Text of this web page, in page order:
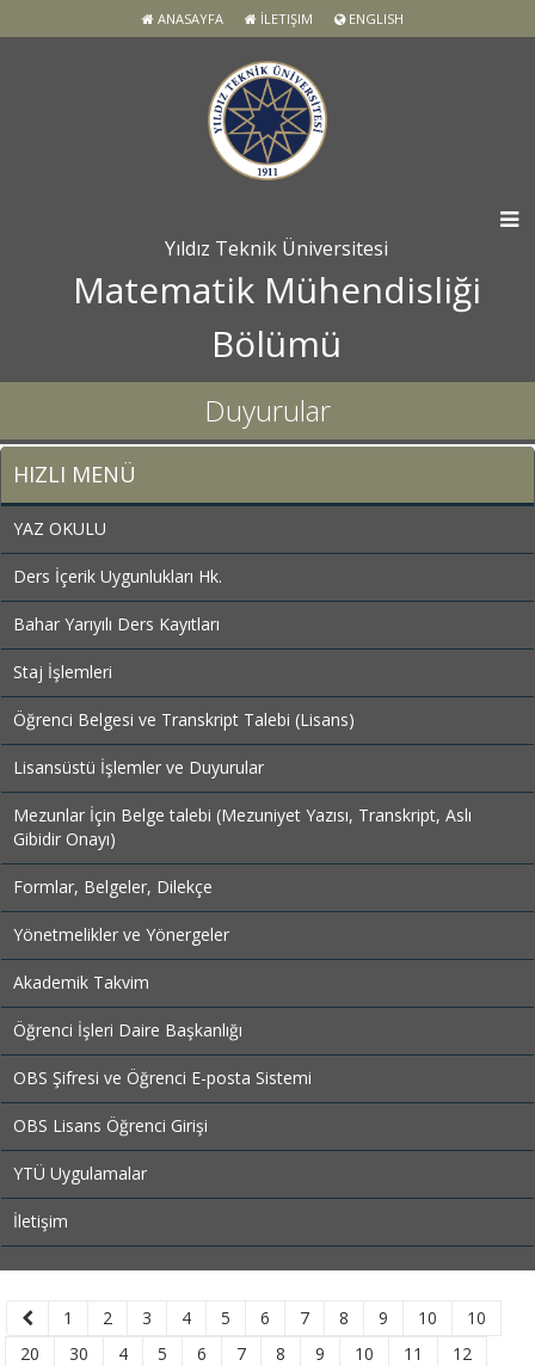
ANASAYFA İLETIŞIM ENGLISH
Yıldız Teknik Üniversitesi
Matematik Mühendisliği
Bölümü
Duyurular
HIZLI MENÜ
YAZ OKULU
Ders İçerik Uygunlukları Hk.
Bahar Yarıyılı Ders Kayıtları
Staj İşlemleri
Öğrenci Belgesi ve Transkript Talebi (Lisans)
Lisansüstü İşlemler ve Duyurular
Mezunlar İçin Belge talebi (Mezuniyet Yazısı, Transkript, Aslı
Gibidir Onayı)
Formlar, Belgeler, Dilekçe
Yönetmelikler ve Yönergeler
Akademik Takvim
Öğrenci İşleri Daire Başkanlığı
OBS Şifresi ve Öğrenci E-posta Sistemi
OBS Lisans Öğrenci Girişi
YTÜ Uygulamalar
İletişim
1 2 3 4 5 6 7 8 9 10
10
20
30 4 5 6 7 8 9 10 11
12